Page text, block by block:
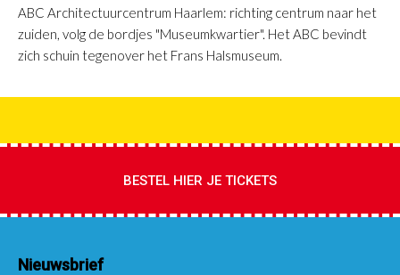
ABC Architectuurcentrum Haarlem: richting centrum naar het
zuiden, volg de bordjes "Museumkwartier". Het ABC bevindt
zich schuin tegenover het Frans Halsmuseum.
BESTEL HIER JE TICKETS
Nieuwsbrief